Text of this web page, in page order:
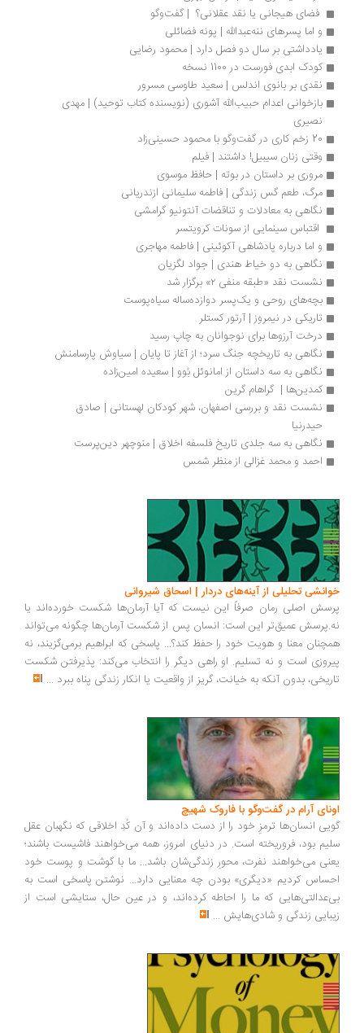
فضای هیجانی یا نقد عقلانی؟  | گفت‌وگو
و اما پسرهای ننه‌عبدالله | پونه فضائلی
یادداشتی بر سال دو فصل دارد | محمود رضایی
کودک ابدی فورست در 1100 نسخه
نقدی بر بانوی اندلس | سعید طاوسی مسرور
بازخوانی اعدام حبیب‌الله آشوری (نویسنده کتاب توحید) | مهدی
وقتی زنان سیبیل! داشتند | فیلم
مروری بر داستان در بوته | ‌حافظ موسوی
مرگ، طعم گس زندگی | فاطمه سلیمانی ازندریانی
نگاهی به معادلات و تناقضات آنتونیو گرامشی
اقتباس سینمایی از سونات کرویتسر
و اما درباره پادشاهی آکوئینی | فاطمه مهاجری
نگاهی به دو خیاط هندی | جواد لگزیان
نشست نقد «طبقه منفی ۲» برگزار شد
بچه‌های روحی و یک‌پسر دوازده‌ساله سیاه‌پوست
تاریکی در نیمروز | آرتور کستلر
درخت آرزوها برای نوجوانان به چاپ رسید
نگاهی به تاریخچه جنگ سرد؛ از آغاز تا پایان | سیاوش پارسامنش
نگاهی به سه داستان از امانوئل بُوو | سعیده امین‌زاده
کمدین‌ها |  گراهام گرین
نشست نقد و بررسی اصفهان، شهر کودکان لهستانی | صادق
حیدرنیا
نگاهی به سه جلدی تاریخ فلسفه اخلاق | منوچهر دین‌پرست
احمد و محمد غزالی‌ از منظر شمس
تحلیلی از آینه‌های دردار | اسحاق شیروانی
اصلی رمان صرفاً این نیست که آیا آرمان‌ها شکست خورده‌اند یا
عمیق‌تر این است: انسان پس از شکست آرمان‌ها چگونه می‌تواند
معنا و هویت خود را حفظ کند؟... پاسخی که ابراهیم برمی‌گزیند، نه
است و نه تسلیم. او راهی دیگر را انتخاب می‌کند: پذیرفتن شکست
بدون آنکه به خیانت، گریز از واقعیت یا انکار زندگی پناه ببرد...
آرام در گفت‌وگو با فاروک شهیچ‭
انسان‌ها ترمزِ خود را از دست داده‌اند و آن کُدِ اخلاقی که نگهبان عقل
بود، فروریخته است. در دنیای امروز، همه می‌خواهند فاشیست باشند؛
می‌خواهند نفرت، محورِ زندگی‌شان باشد... ما با گوشت و پوست خود
کردیم «دیگری» بودن چه معنایی دارد... نوشتن پاسخی است به
که ما را احاطه کرده‌اند، و در عین حال، ستایشی است از
زندگی و شادی‌هایش...